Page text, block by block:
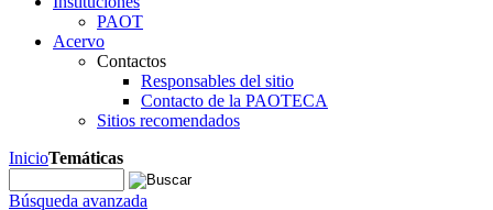
PAOT
Acervo
Contactos
Responsables del sitio
Contacto de la PAOTECA
Sitios recomendados
InicioTemáticas
Búsqueda avanzada